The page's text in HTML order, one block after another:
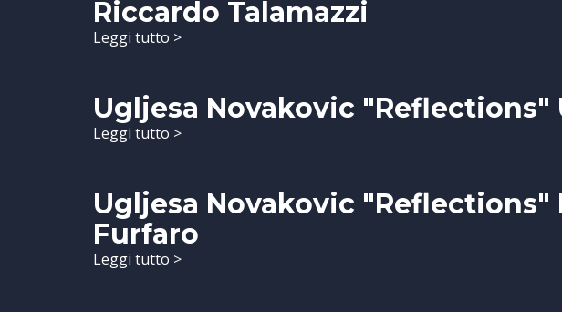
Riccardo Talamazzi
Leggi tutto >
Ugljesa Novakovic "Reflections"
Leggi tutto >
Ugljesa Novakovic
Furfaro
Leggi tutto >